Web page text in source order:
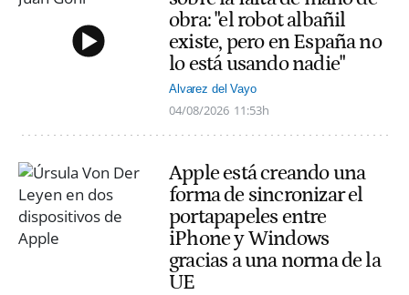
obra: "el robot albañil
existe, pero en España no
lo está usando nadie"
Alvarez del Vayo
04/08/2026 11:53h
Apple está creando una
forma de sincronizar el
portapapeles entre
iPhone y Windows
gracias a una norma de la
UE